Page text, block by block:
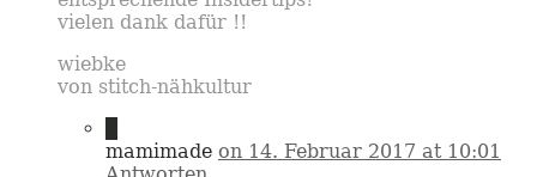
vielen dank dafür !!
wiebke
von stitch-nähkultur
mamimade on 14. Februar 2017 at 10:01